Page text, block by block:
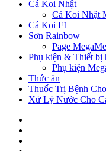
Cá Koi Nhật
Cá Koi Nhật
Cá Koi F1
Sơn Rainbow
Page
Phụ kiện & Thiết bị
Phụ kiện
Thức ăn
Thuốc Trị Bệnh
Xử Lý Nước Cho